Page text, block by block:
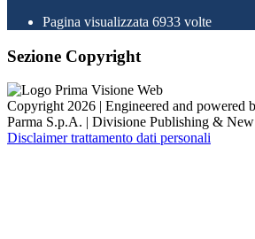
Pagina visualizzata 6933 volte
Sezione Copyright
Copyright 2026 | Engineered and powered
Parma S.p.A. | Divisione Publishing &
Disclaimer trattamento dati personali